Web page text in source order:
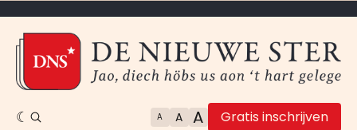
A A A Gratis inschrijven